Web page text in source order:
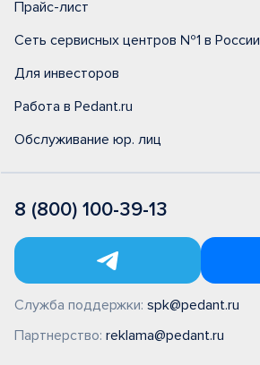
Прайс-лист
Сеть сервисных центров №1 в России
Для инвесторов
Работа в Pedant.ru
Обслуживание юр. лиц
8 (800) 100-39-13
Служба поддержки: spk@pedant.ru
Партнерство: reklama@pedant.ru